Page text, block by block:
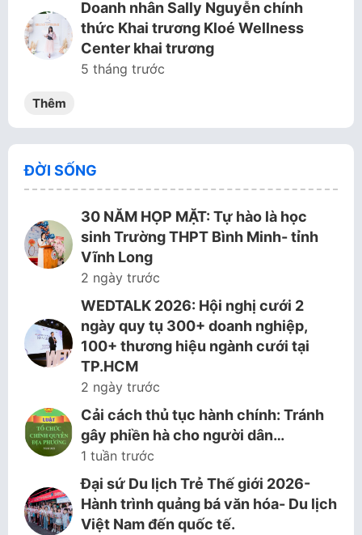
Doanh nhân Sally Nguyễn chính
thức Khai trương Kloé Wellness
Center khai trương
5 tháng trước
Thêm
ĐỜI SỐNG
30 NĂM HỌP MẶT: Tự hào là học
sinh Trường THPT Bình Minh- tỉnh
Vĩnh Long
2 ngày trước
WEDTALK 2026: Hội nghị cưới 2
ngày quy tụ 300+ doanh nghiệp,
100+ thương hiệu ngành cưới tại
TP.HCM
2 ngày trước
Cải cách thủ tục hành chính: Tránh
gây phiền hà cho người dân…
1 tuần trước
Đại sứ Du lịch Trẻ Thế giới 2026-
Hành trình quảng bá văn hóa- Du lịch
Việt Nam đến quốc tế.